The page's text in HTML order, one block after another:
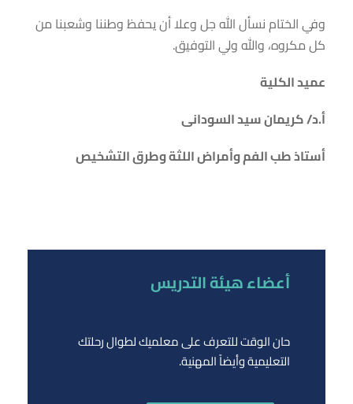
وفي الختام نسأل الله جل وعلا أن يحفظ وطننا وشعبنا من
كل مكروه، والله ولي التوفيق.
عميد الكلية
أ.د/ كريمان سيد السودانى
أستاذ طب الفم وأمراض اللثة وطرق التشخيص
أعضاء هيئة التدريس
حان الوقت للتعرف على معلميك لطوال رحلتك
التعليمية وأيضاً المهنية.